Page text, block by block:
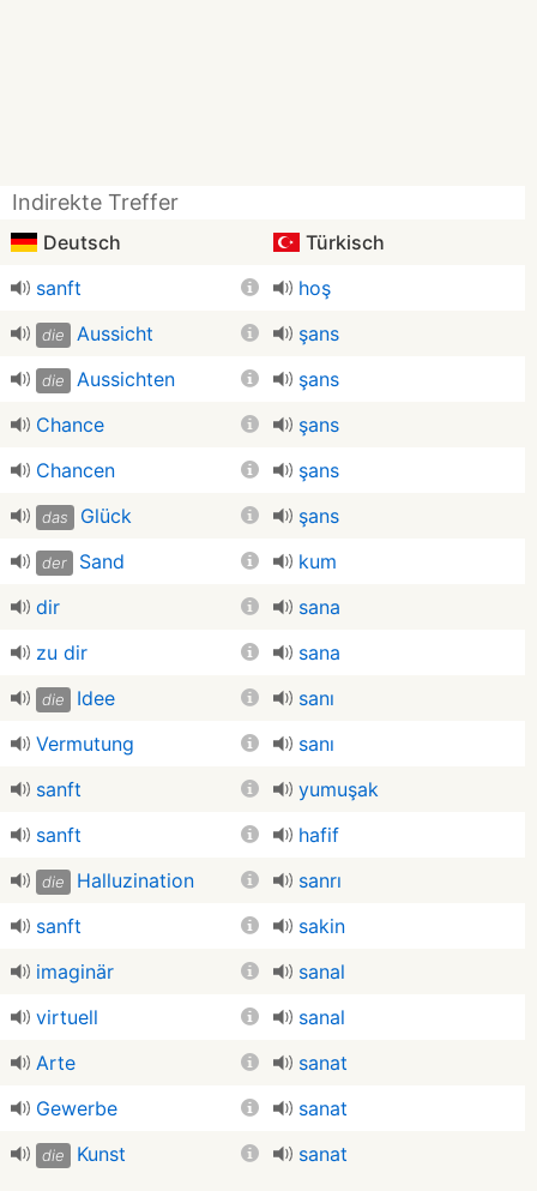
Indirekte Treffer
Deutsch
Türkisch
sanft
hoş
die Aussicht şans
die Aussichten
şans
Chance
şans
Chancen
şans
das Glück şans
der Sand
kum
dir
sana
zu dir
sana
die Idee
sanı
Vermutung
sanı
sanft
yumuşak
sanft
hafif
die Halluzination
sanrı
sanft
sakin
imaginär
sanal
virtuell
sanal
Arte
sanat
Gewerbe
sanat
die Kunst sanat